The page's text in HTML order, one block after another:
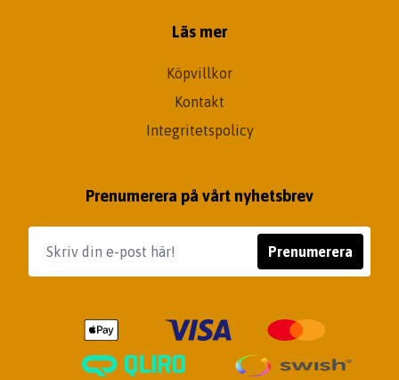
Läs mer
Köpvillkor
Kontakt
Integritetspolicy
Prenumerera på vårt nyhetsbrev
Prenumerera